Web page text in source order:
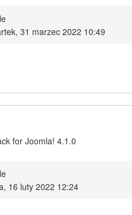
31 marzec 2022 10:49
for Joomla! 4.1.0
16 luty 2022 12:24